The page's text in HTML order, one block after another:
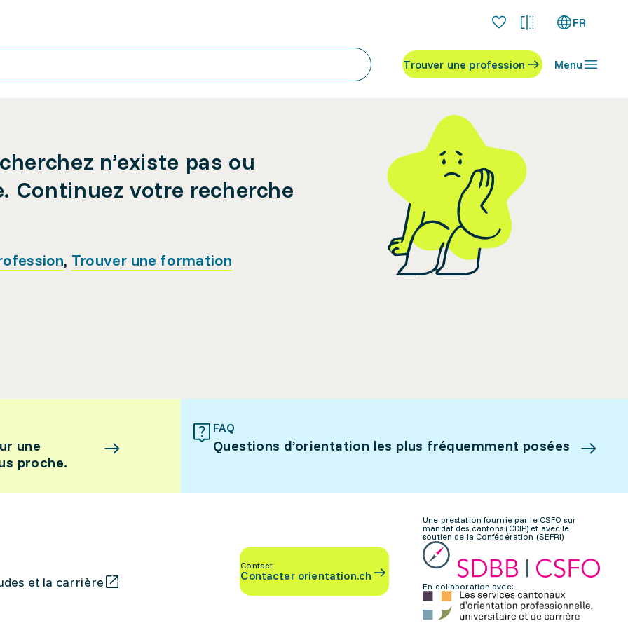
FR
Trouver une profession Menu
n’existe pas ou
Continuez votre recherche
, Trouver une formation
une
proche.
FAQ
Questions d’orientation les plus fréquemment posées
et la carrière
Contact
Contacter orientation.ch
Une prestation fournie par le CSFO sur
mandat des cantons (CDIP) et avec le
soutien de la Confédération (SEFRI)
En collaboration avec: